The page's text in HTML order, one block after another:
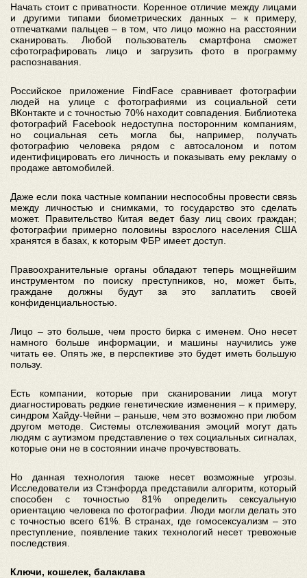
Начать стоит с приватности. Коренное отличие между лицами
и другими типами биометрических данных – к примеру,
отпечатками пальцев – в том, что лицо можно на расстоянии
сканировать. Любой пользователь смартфона сможет
сфотографировать лицо и загрузить фото в программу
распознавания.
Российское приложение FindFace сравнивает фотографии
людей на улице с фотографиями из социальной сети
ВКонтакте и с точностью 70% находит совпадения. Библиотека
фотографий Facebook недоступна посторонним компаниям,
но социальная сеть могла бы, например, получать
фотографию человека рядом с автосалоном и потом
идентифицировать его личность и показывать ему рекламу о
продаже автомобилей.
Даже если пока частные компании неспособны провести связь
между личностью и снимками, то государство это сделать
может. Правительство Китая ведет базу лиц своих граждан;
фотографии примерно половины взрослого населения США
хранятся в базах, к которым ФБР имеет доступ.
Правоохранительные органы обладают теперь мощнейшим
инструментом по поиску преступников, но, может быть,
граждане должны будут за это заплатить своей
конфиденциальностью.
Лицо – это больше, чем просто бирка с именем. Оно несет
намного больше информации, и машины научились уже
читать ее. Опять же, в перспективе это будет иметь большую
пользу.
Есть компании, которые при сканировании лица могут
диагностировать редкие генетические изменения – к примеру,
синдром Хайду-Чейни – раньше, чем это возможно при любом
другом методе. Системы отслеживания эмоций могут дать
людям с аутизмом представление о тех социальных сигналах,
которые они не в состоянии иначе прочувствовать.
Но данная технология также несет возможные угрозы.
Исследователи из Стэнфорда представили алгоритм, который
способен с точностью 81% определить сексуальную
ориентацию человека по фотографии. Люди могли делать это
с точностью всего 61%. В странах, где гомосексуализм – это
преступление, появление таких технологий несет тревожные
последствия.
Ключи, кошелек, балаклава